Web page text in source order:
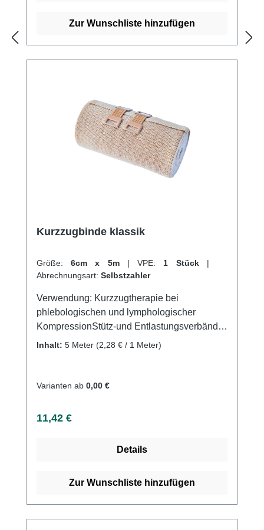
Zur Wunschliste hinzufügen
Kurzzugbinde klassik
Größe: 6cm x 5m | VPE: 1 Stück |
Abrechnungsart: Selbstzahler
Verwendung: Kurzzugtherapie bei
phlebologischen und lymphologischer
KompressionStütz-und Entlastungsverbände
(z.B. Sportmedizin)RuhigstellungFixation
Bindengewebeluftdurchlässiglatexfreie
Cello Kaufen Sie jetzt klassische
Sie von unserem schnellen Versand und
Inhalt: 5 Meter (2,28 € / 1 Meter)
Varianten ab 0,00 €
Regulärer Preis:
11,42 €
Details
Zur Wunschliste hinzufügen